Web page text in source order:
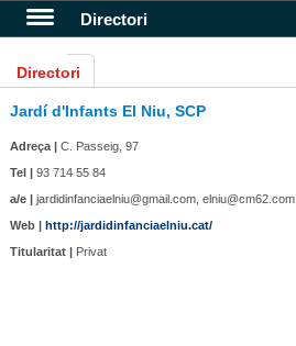
Directori
Directori
Jardí d'Infants El Niu, SCP
Adreça |C. Passeig, 97
Tel |93 714 55 84
a/e |jardidinfanciaelniu@gmail.com, elniu@cm62.com
Web | http://jardidinfanciaelniu.cat/
Titularitat |Privat